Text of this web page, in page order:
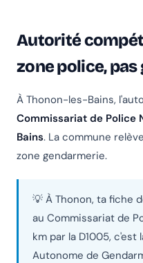
Autorité
zone police,
À Thonon-les-Bains,
Commissariat de Police
Bains. La commune
zone gendarmerie.
💡 À Thonon, ta fiche
au Commissariat de
km par la D1005, c'est
Autonome de